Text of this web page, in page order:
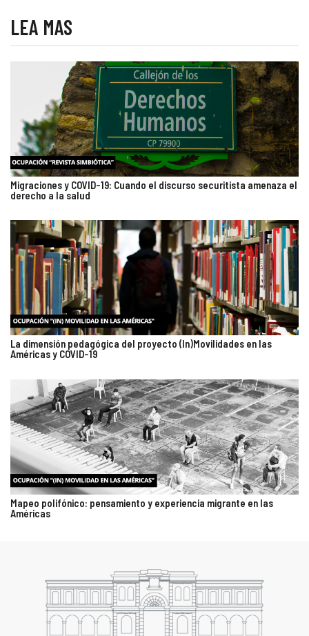
LEA MAS
Migraciones y COVID-19: Cuando el discurso securitista amenaza el
derecho a la salud
La dimensión pedagógica del proyecto (In)Movilidades en las
Américas y COVID-19
Mapeo polifónico: pensamiento y experiencia migrante en las
Américas